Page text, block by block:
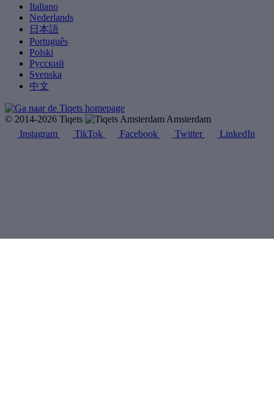
Italiano
Nederlands
日本語
Português
Polski
Русский
Svenska
中文
© 2014-2026 Tiqets
Amsterdam
Instagram
TikTok Facebook Twitter LinkedIn